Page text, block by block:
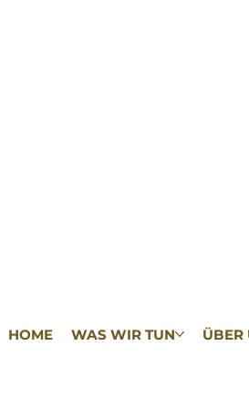
HOME WAS WIR TUN ÜBER